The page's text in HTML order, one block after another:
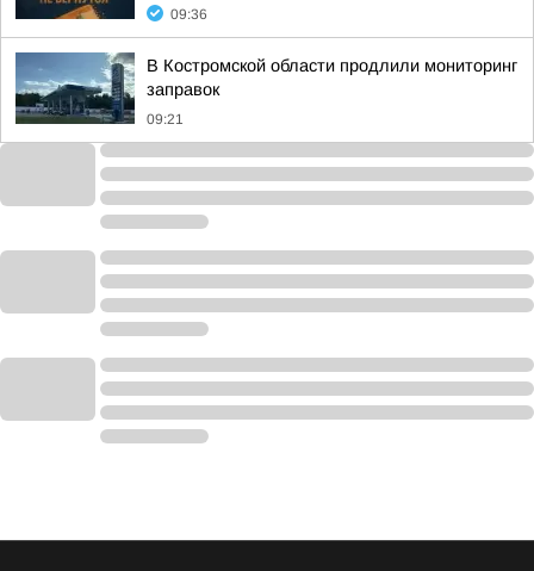
09:36
В Костромской области продлили мониторинг
заправок
09:21